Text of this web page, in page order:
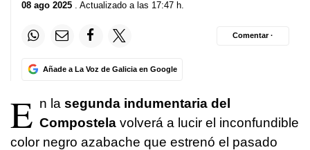
08 ago 2025 . Actualizado a las 17:47 h.
Añade a La Voz de Galicia en Google
Comentar ·
E n la segunda indumentaria del
Compostela volverá a lucir el inconfundible
color negro azabache que estrenó el pasado